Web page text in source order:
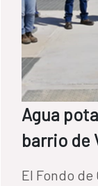
Agua
barrio de
El Fondo de